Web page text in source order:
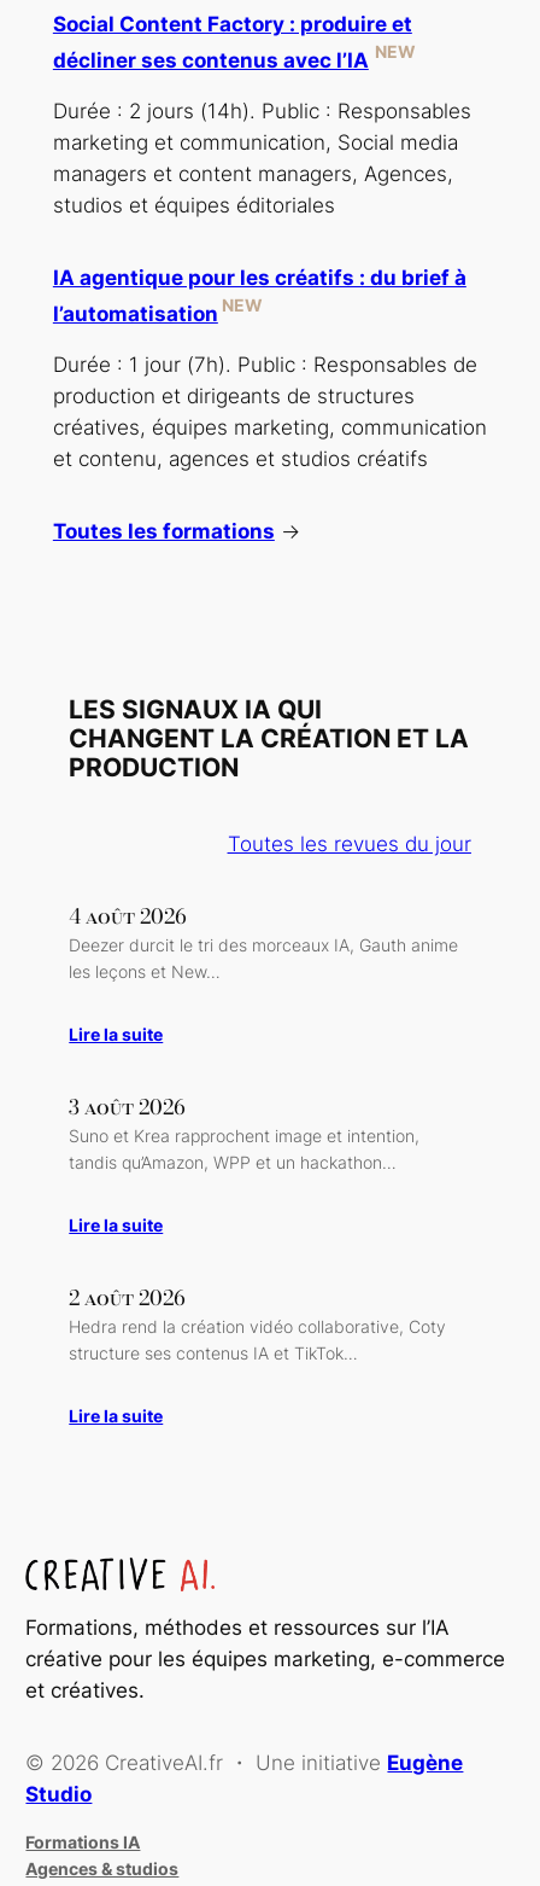
Social Content Factory : produire et
décliner ses contenus avec l’IA NEW
Durée : 2 jours (14h). Public : Responsables
marketing et communication, Social media
managers et content managers, Agences,
studios et équipes éditoriales
IA agentique pour les créatifs : du brief à
l’automatisation NEW
Durée : 1 jour (7h). Public : Responsables de
production et dirigeants de structures
créatives, équipes marketing, communication
et contenu, agences et studios créatifs
Toutes les formations →
LES SIGNAUX IA QUI
CHANGENT LA CRÉATION ET LA
PRODUCTION
Toutes les revues du jour
4 août 2026
Deezer durcit le tri des morceaux IA, Gauth anime
les leçons et New…
Lire la suite
3 août 2026
Suno et Krea rapprochent image et intention,
tandis qu’Amazon, WPP et un hackathon…
Lire la suite
2 août 2026
Hedra rend la création vidéo collaborative, Coty
structure ses contenus IA et TikTok…
Lire la suite
Formations, méthodes et ressources sur l’IA
créative pour les équipes marketing, e-commerce
et créatives.
© 2026 CreativeAI.fr ・ Une initiative Eugène
Studio
Formations IA
Agences & studios